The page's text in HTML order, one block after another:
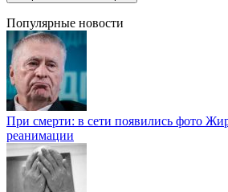
Популярные новости
При смерти: в сети появились фото
реанимации